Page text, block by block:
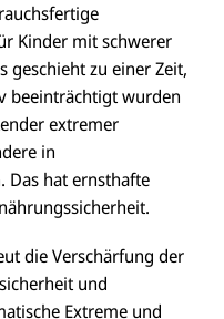
Kinder mit schwerer
geschieht zu einer Zeit,
beeinträchtigt wurden
extremer
in
Das hat ernsthafte
die Verschärfung der
und
Extreme und